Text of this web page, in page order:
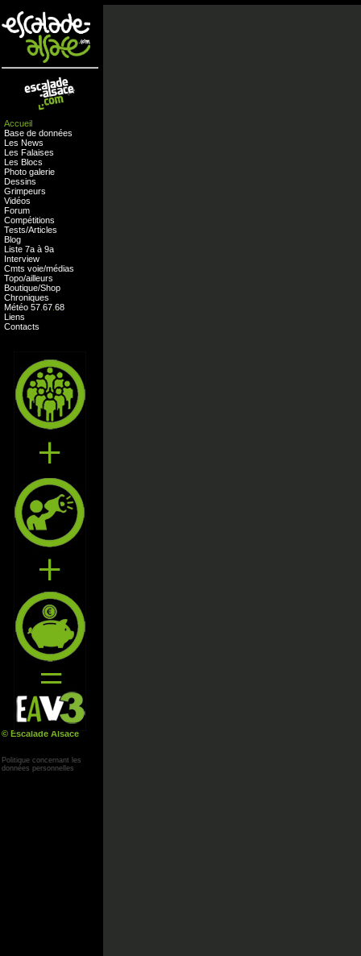
Accueil
Base de données
Les News
Les Falaises
Les Blocs
Photo galerie
Dessins
Grimpeurs
Vidéos
Forum
Compétitions
Tests/Articles
Blog
Liste 7a à 9a
Interview
Cmts voie/médias
Topo/ailleurs
Boutique/Shop
Chroniques
Météo 57 67 68
Liens
Contacts
© Escalade Alsace
Politique concernant les
données personnelles